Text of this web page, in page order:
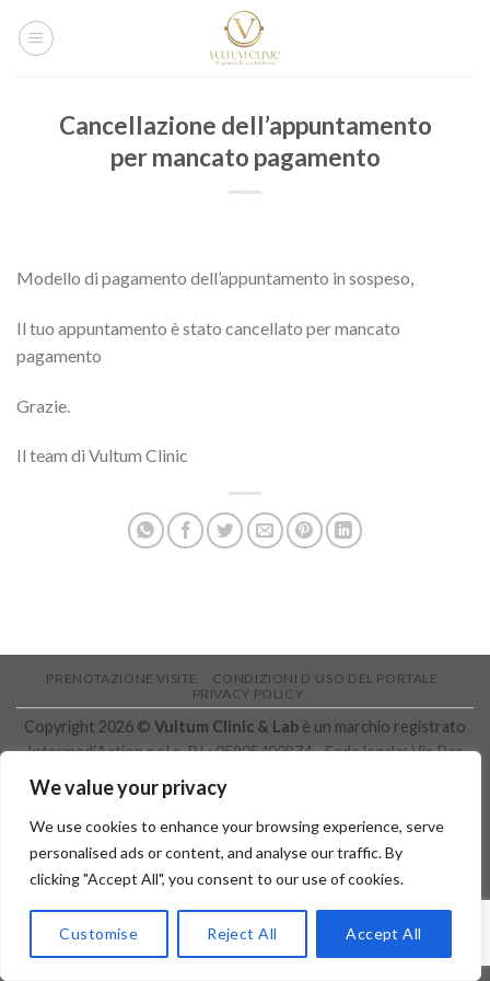
We value your privacy
We use cookies to enhance your browsing experience, serve
personalised ads or content, and analyse our traffic. By
clicking "Accept All", you consent to our use of cookies.
Customise Reject All Accept All
Cancellazione dell’appuntamento
per mancato pagamento
Modello di pagamento dell’appuntamento in sospeso,
Il tuo appuntamento è stato cancellato per mancato
pagamento
Grazie.
Il team di Vultum Clinic
PRENOTAZIONE VISITE
CONDIZIONI D’USO DEL PORTALE
PRIVACY POLICY
Copyright 2026 © Vultum Clinic & Lab è un marchio registrato
IntermediAction s.r.l.s. P.I.: 05905400874 - Sede legale: Via Per
Aci Bonaccorsi nr. 50 - 95037 - San Giovanni La Punta (CT)